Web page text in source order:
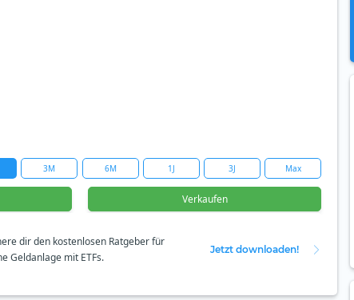
3M 6M 1J 3J Max
Verkaufen
dir den kostenlosen Ratgeber für
Geldanlage mit ETFs.
Jetzt downloaden!